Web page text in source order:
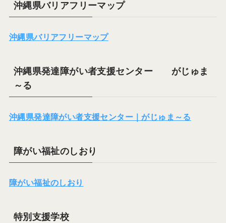
沖縄県バリアフリーマップ
沖縄県バリアフリーマップ
沖縄県発達障がい者支援センター がじゅま
～る
沖縄県発達障がい者支援センター｜がじゅま～る
障がい福祉のしおり
障がい福祉のしおり
特別支援学校